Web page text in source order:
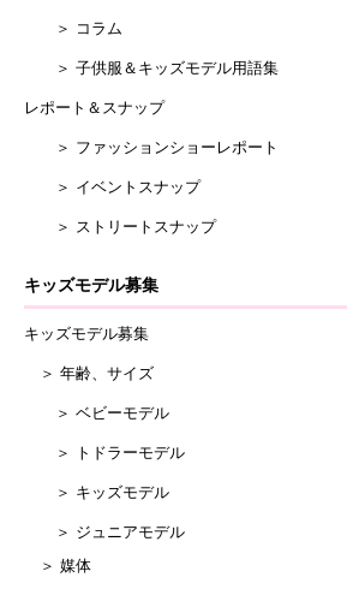
＞ コラム
＞ 子供服＆キッズモデル用語集
レポート＆スナップ
＞ ファッションショーレポート
＞ イベントスナップ
＞ ストリートスナップ
キッズモデル募集
キッズモデル募集
＞ 年齢、サイズ
＞ ベビーモデル
＞ トドラーモデル
＞ キッズモデル
＞ ジュニアモデル
＞ 媒体